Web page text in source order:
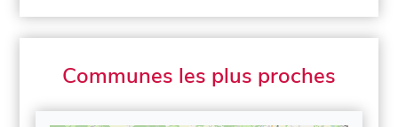
Communes les plus proches